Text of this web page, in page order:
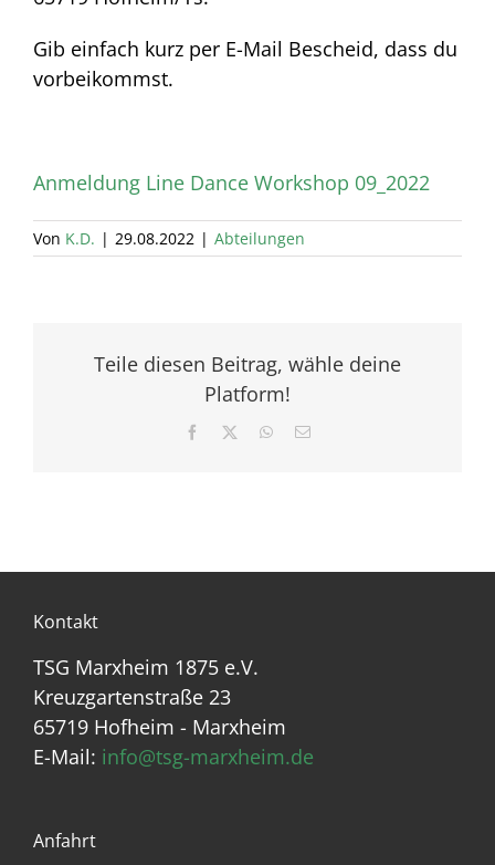
Gib einfach kurz per E-Mail Bescheid, dass du
vorbeikommst.
Anmeldung Line Dance Workshop 09_2022
Von K.D. | 29.08.2022 | Abteilungen
Teile diesen Beitrag, wähle deine
Platform!
Facebook WhatsApp
Kontakt
TSG Marxheim 1875 e.V.
Kreuzgartenstraße 23
65719 Hofheim - Marxheim
E-Mail: info@tsg-marxheim.de
Anfahrt